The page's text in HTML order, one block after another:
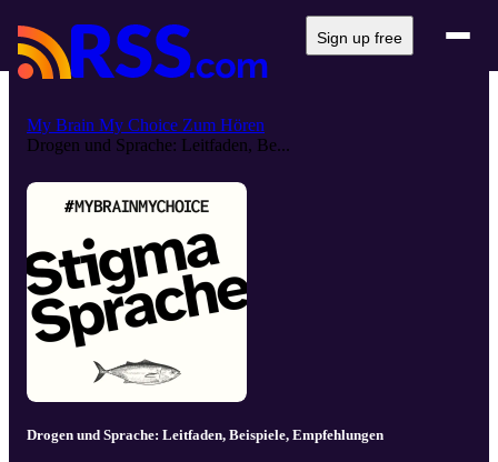
Sign up free
My Brain My Choice Zum Hören
Drogen und Sprache: Leitfaden, Be...
Drogen und Sprache: Leitfaden, Beispiele, Empfehlungen